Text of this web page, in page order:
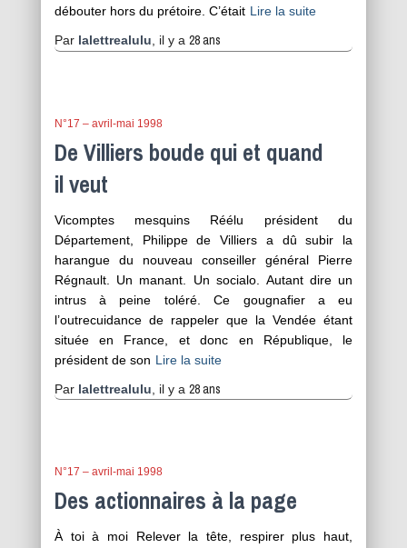
débouter hors du prétoire. C’était Lire la suite
Par lalettrealulu, il y a 28 ans
N°17 – avril-mai 1998
De Villiers boude qui et quand
il veut
Vicomptes mesquins Réélu président du
Département, Philippe de Villiers a dû subir la
harangue du nouveau conseiller général Pierre
Régnault. Un manant. Un socialo. Autant dire un
intrus à peine toléré. Ce gougnafier a eu
l’outrecuidance de rappeler que la Vendée étant
située en France, et donc en République, le
président de son Lire la suite
Par lalettrealulu , il y a 28 ans
N°17 – avril-mai 1998
Des actionnaires à la page
À toi à moi Relever la tête, respirer plus haut,